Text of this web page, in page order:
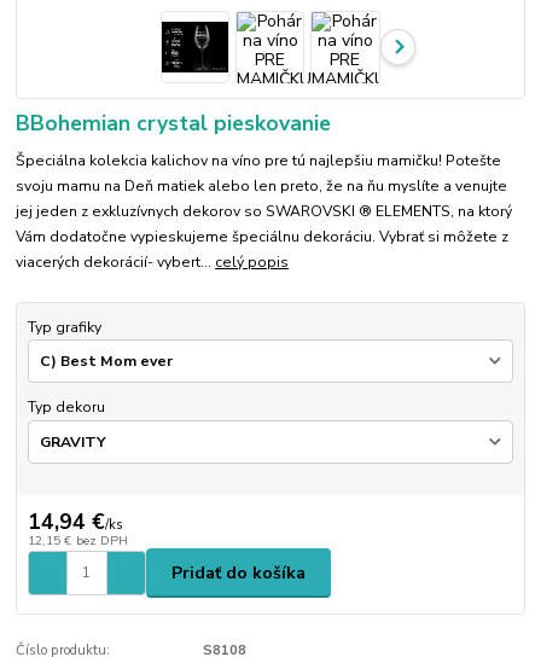
BBohemian crystal pieskovanie
Špeciálna kolekcia kalichov na víno pre tú najlepšiu mamičku! Potešte
svoju mamu na Deň matiek alebo len preto, že na ňu myslíte a venujte
jej jeden z exkluzívnych dekorov so SWAROVSKI ® ELEMENTS, na ktorý
Vám dodatočne vypieskujeme špeciálnu dekoráciu. Vybrať si môžete z
viacerých dekorácií- vybert... celý popis
Typ grafiky
Typ dekoru
14,94 €/ks
12,15 € bez DPH
Pridať do košíka
Číslo produktu:
S8108